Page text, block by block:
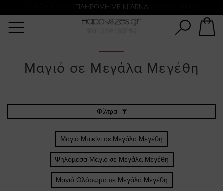
ΠΛΗΡΩΜΗ ΜΕ KLARNA
ΑΜΕΣΗ ΠΑΡΑΔΟΣΗ ΜΕ ACS ΚΑΙ ΓΕΝΙΚΗ ΤΑΧΥΔΡΟΜΙΚΉ
Μαγιό σε Μεγάλα Μεγέθη
Φίλτρα
Μαγιό Μπικίνι σε Μεγάλα Μεγέθη
Ψηλόμεσα Μαγιό σε Μεγάλα Μεγέθη
Μαγιό Ολόσωμο σε Μεγάλα Μεγέθη
Αναζήτηση